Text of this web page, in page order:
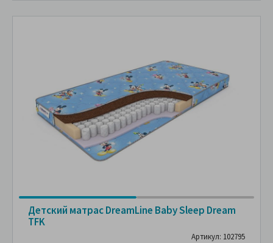
Детский матрас DreamLine Baby Sleep Dream
TFK
Артикул: 102795